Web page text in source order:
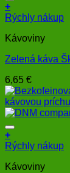
+
Rýchly nákup
Kávoviny
Zelená káva
6,65 €
+
Rýchly nákup
Kávoviny